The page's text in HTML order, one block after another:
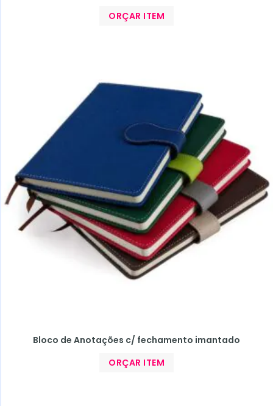
ORÇAR ITEM
Bloco de Anotações c/ fechamento imantado
ORÇAR ITEM